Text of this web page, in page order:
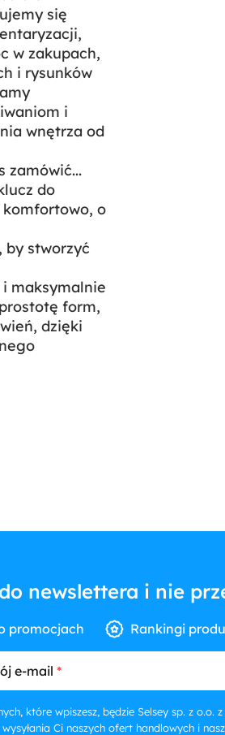
się
w zakupach,
i rysunków
i
wnętrza od
zamówić...
do
o
by stworzyć
maksymalnie
form,
dzięki
newslettera i nie
promocjach Rankingi
e-mail
które wpiszesz, będzie Selsey sp. z o.o.
Ci naszych ofert handlowych i